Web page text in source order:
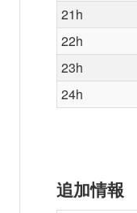
21h
22h
23h
24h
追加情報